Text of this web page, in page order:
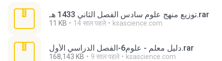
توزيع منهج علوم سادس الفصل الثاني 1433 هـ.rar
11 KB 14 साल पहले ksascience.com
دليل معلم - علوم6-الفصل الدراسي الأول.rar
168,143 KB 9 साल पहले ksascience.com